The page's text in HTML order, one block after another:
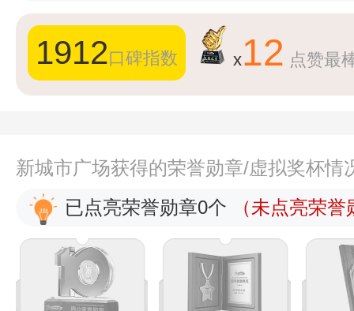
1912口碑指数 x12 点赞最
新城市广场获得的荣誉勋章/虚拟奖杯情
已点亮荣誉勋章0个
（未点亮荣